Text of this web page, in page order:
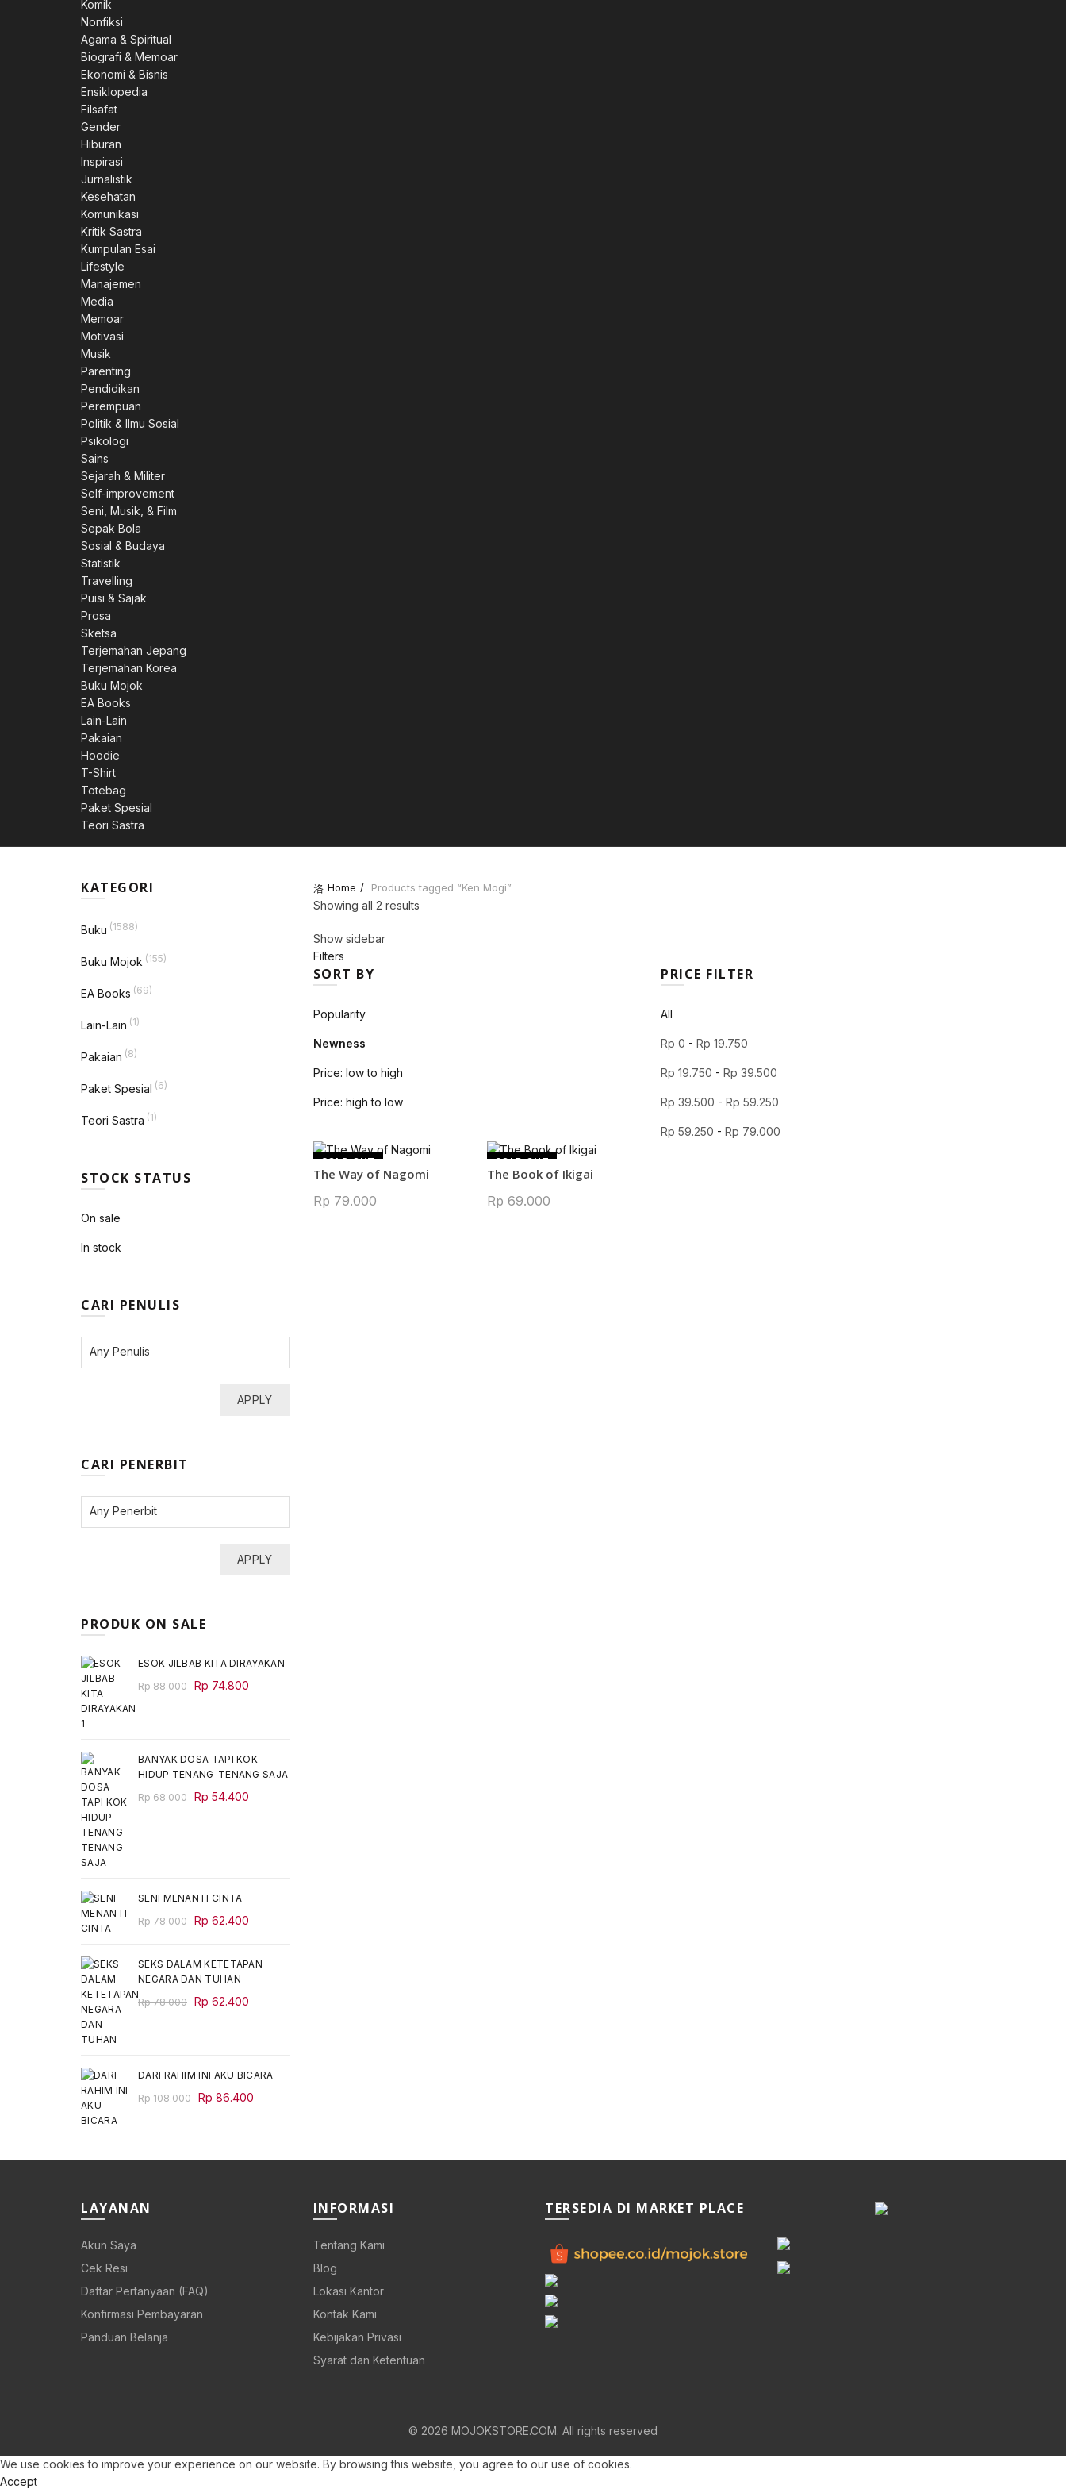
Komik
Nonfiksi
Agama & Spiritual
Biografi & Memoar
Ekonomi & Bisnis
Ensiklopedia
Filsafat
Gender
Hiburan
Inspirasi
Jurnalistik
Kesehatan
Komunikasi
Kritik Sastra
Kumpulan Esai
Lifestyle
Manajemen
Media
Memoar
Motivasi
Musik
Parenting
Pendidikan
Perempuan
Politik & Ilmu Sosial
Psikologi
Sains
Sejarah & Militer
Self-improvement
Seni, Musik, & Film
Sepak Bola
Sosial & Budaya
Statistik
Travelling
Puisi & Sajak
Prosa
Sketsa
Terjemahan Jepang
Terjemahan Korea
Buku Mojok
EA Books
Lain-Lain
Pakaian
Hoodie
T-Shirt
Totebag
Paket Spesial
Teori Sastra
Home Products tagged “Ken Mogi”
Showing all 2 resultsSorted
Show sidebar
Filters
SORT BY
Popularity
Newness
Price: low to high
Price: high to low
PRICE FILTER
All
Rp 0 -Rp 19.750
Rp 19.750 -Rp 39.500
Rp 39.500 -Rp 59.250
Rp 59.250 -Rp 79.000
SOLD OUT
The Way of Nagomi
Rp 79.000
SOLD OUT
The Book of Ikigai
Rp 69.000
KATEGORI
Buku (1588)
Buku Mojok (155)
EA Books (69)
Lain-Lain (1)
Pakaian (8)
Paket Spesial (6)
Teori Sastra (1)
STOCK STATUS
On sale
In stock
CARI PENULIS
APPLY
CARI PENERBIT
APPLY
PRODUK ON SALE
ESOK JILBAB KITA DIRAYAKAN
Rp88.000 Original
Rp 74.800
BANYAK DOSA TAPI KOK
HIDUP TENANG-TENANG SAJA
Rp68.000 Original
Rp 54.400
SENI MENANTI CINTA
Rp78.000 Original
Rp 78.000.
Rp 62.400
Rp 62.400.
SEKS DALAM KETETAPAN
NEGARA DAN TUHAN
Rp78.000 Original
Rp 62.400
DARI RAHIM INI AKU BICARA
Rp108.000 Original
Rp 86.400
LAYANAN
Akun Saya
Cek Resi
Daftar Pertanyaan (FAQ)
Konfirmasi Pembayaran
Panduan Belanja
INFORMASI
Tentang Kami
Blog
Lokasi Kantor
Kontak Kami
Kebijakan Privasi
Syarat dan Ketentuan
TERSEDIA DI MARKET PLACE
© 2026 MOJOKSTORE.COM. All rights reserved
We use cookies to improve your experience on our website. By browsing this website, you agree to our use of cookies.
Accept